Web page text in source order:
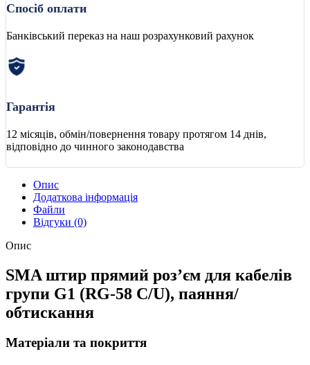
Спосіб оплати
Банківський переказ на наш розрахунковий рахунок
Гарантія
12 місяців, обмін/повернення товару протягом 14 днів,
відповідно до чинного законодавства
Опис
Додаткова інформація
Файли
Відгуки (0)
Опис
SMA штир прямий роз’єм для кабелів
групи G1 (RG-58 C/U), паяння/
обтискання
Матеріали та покриття